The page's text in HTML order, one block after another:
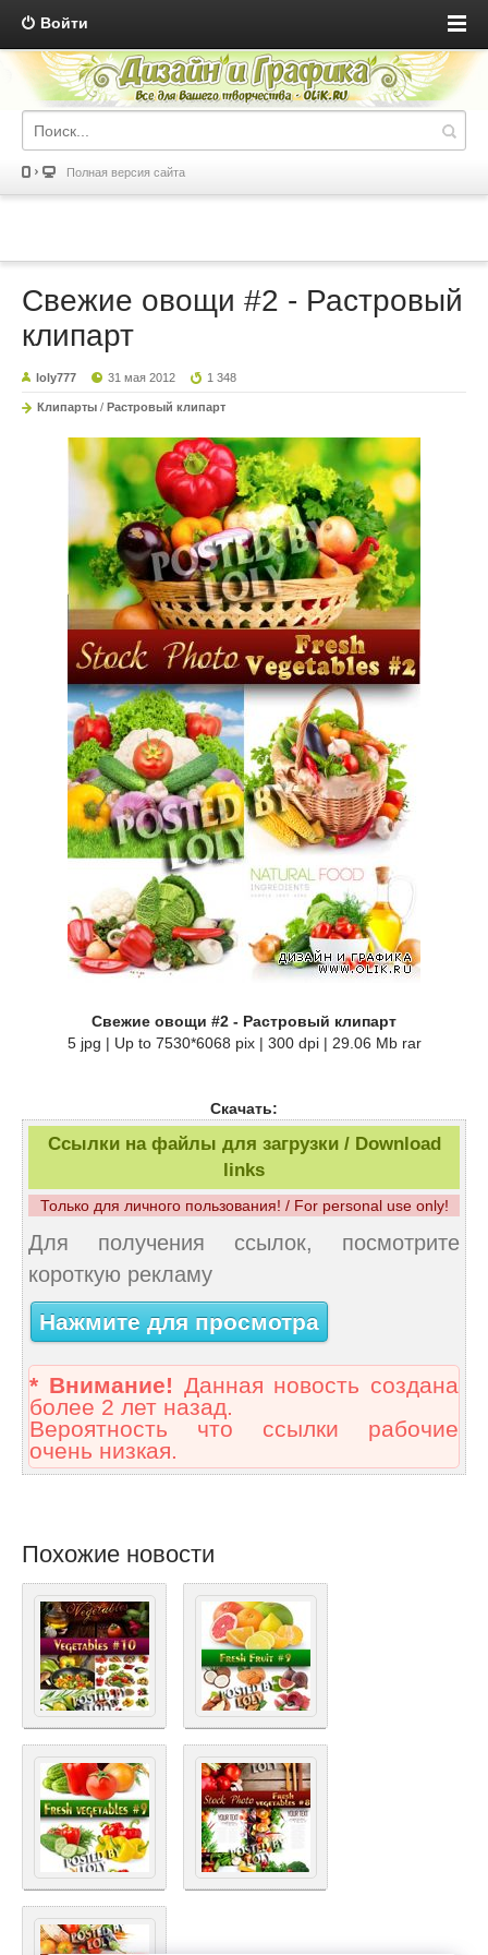
Войти
Полная версия сайта
Свежие овощи #2 - Растровый
клипарт
loly777 31 мая 2012 1 348
Клипарты / Растровый клипарт
Свежие овощи #2 - Растровый клипарт
5 jpg | Up to 7530*6068 pix | 300 dpi | 29.06 Mb rar
Скачать:
Ссылки на файлы для загрузки / Download
links
Только для личного пользования! / For personal use only!
Для получения ссылок, посмотрите
короткую рекламу
Нажмите для просмотра
* Внимание! Данная новость создана
более 2 лет назад.
Вероятность что ссылки рабочие
очень низкая.
Похожие новости